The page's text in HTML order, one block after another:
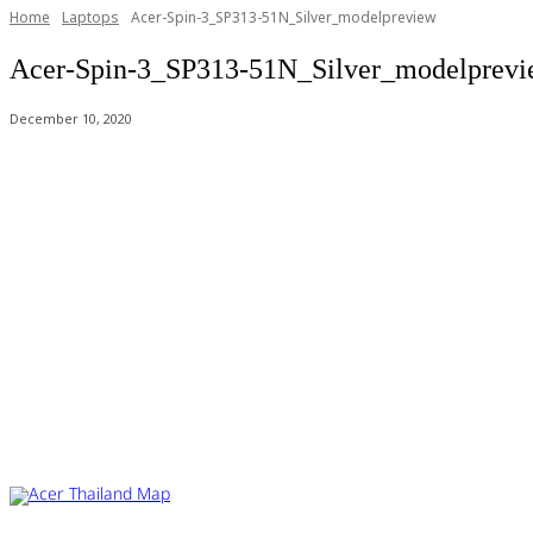
Home Laptops Acer-Spin-3_SP313-51N_Silver_modelpreview
Acer-Spin-3_SP313-
December 10, 2020